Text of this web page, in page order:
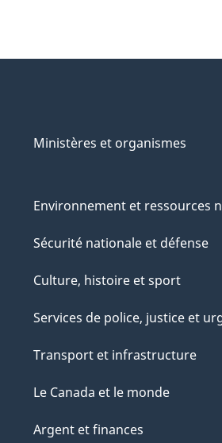
Ministères et organismes
Environnement et ressources
Sécurité nationale et défense
Culture, histoire et sport
Services de police, justice et
Transport et infrastructure
Le Canada et le monde
Argent et finances